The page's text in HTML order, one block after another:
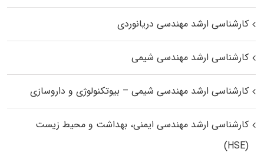
کارشناسی ارشد مهندسی دریانوردی
کارشناسی ارشد مهندسی شیمی
کارشناسی ارشد مهندسی شیمی – بیوتکنولوژی و داروسازی
کارشناسی ارشد مهندسی ایمنی، بهداشت و محیط زیست
(HSE)